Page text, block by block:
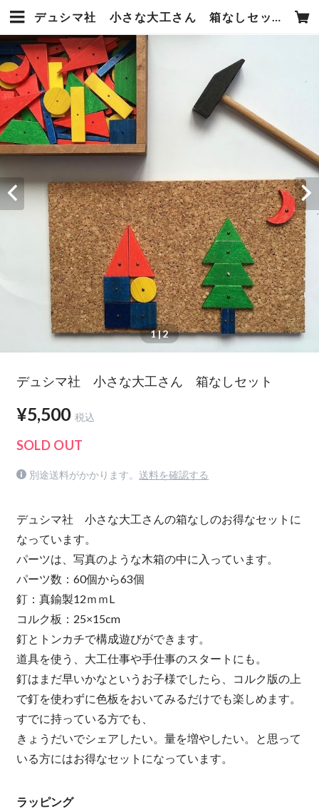
デュシマ社 小さな大工さん 箱なしセット | PLAY＋TOYS のはらむら
1| 2
デュシマ社 小さな大工さん 箱なしセット
¥5,500 税込
SOLD OUT
別途送料がかかります。 送料を確認する
デュシマ社 小さな大工さんの箱なしのお得なセットに
なっています。
パーツは、写真のような木箱の中に入っています。
パーツ数：60個から63個
釘：真鍮製12ｍｍL
コルク板：25×15cm
釘とトンカチで構成遊びができます。
道具を使う、大工仕事や手仕事のスタートにも。
釘はまだ早いかなというお子様でしたら、コルク版の上
で釘を使わずに色板をおいてみるだけでも楽しめます。
すでに持っている方でも、
きょうだいでシェアしたい。量を増やしたい。と思って
いる方にはお得なセットになっています。
ラッピング